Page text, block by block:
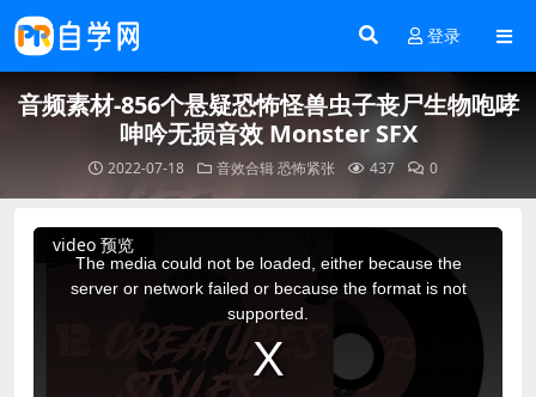
登录
音频素材-856个悬疑恐怖怪兽虫子丧尸生物咆哮
呻吟无损音效 Monster SFX
2022-07-18 音效合辑恐怖紧张 437 0
video 预览
This
The media could not be loaded, either because the
server or network failed or because the format is not
supported.